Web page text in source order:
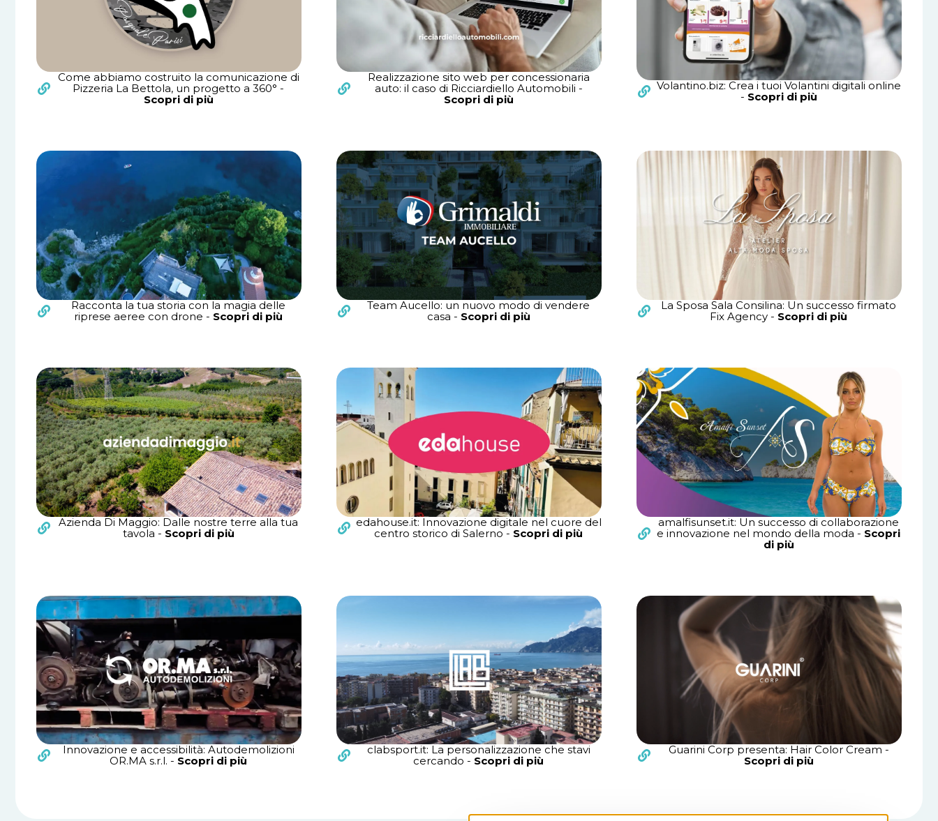
Come abbiamo costruito la comunicazione di
Pizzeria La Bettola, un progetto a 360° -
Scopri di più
Realizzazione sito web per concessionaria
auto: il caso di Ricciardiello Automobili -
Scopri di più
Volantino.biz: Crea i tuoi Volantini digitali online
- Scopri di più
Racconta la tua storia con la magia delle
riprese aeree con drone - Scopri di più
Team Aucello: un nuovo modo di vendere
casa - Scopri di più
La Sposa Sala Consilina: Un successo firmato
Fix Agency - Scopri di più
Azienda Di Maggio: Dalle nostre terre alla tua
tavola - Scopri di più
edahouse.it: Innovazione digitale nel cuore del
centro storico di Salerno - Scopri di più
amalfisunset.it: Un successo di collaborazione
e innovazione nel mondo della moda - Scopri
di più
Innovazione e accessibilità: Autodemolizioni
OR.MA s.r.l. - Scopri di più
clabsport.it: La personalizzazione che stavi
cercando - Scopri di più
Guarini Corp presenta: Hair Color Cream -
Scopri di più